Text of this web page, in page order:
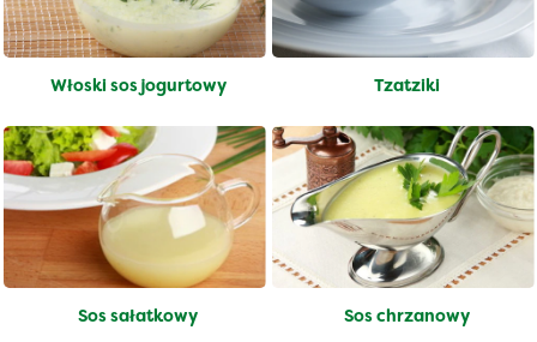
Włoski sos jogurtowy Tzatziki
Sos sałatkowy Sos chrzanowy